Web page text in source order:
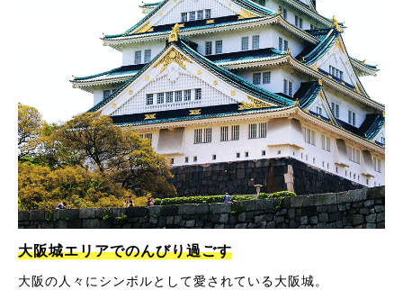
大阪城エリアでのんびり過ごす
大阪の人々にシンボルとして愛されている大阪城。